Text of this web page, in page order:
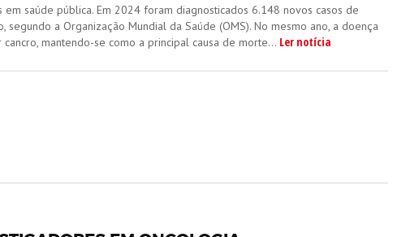
saúde pública. Em 2024 foram diagnosticados 6.148 novos casos de
a Organização Mundial da Saúde (OMS). No mesmo ano, a doença
mantendo-se como a principal causa de morte... Ler notícia